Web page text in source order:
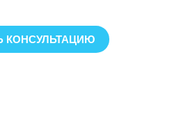
КОНСУЛЬТАЦИЮ